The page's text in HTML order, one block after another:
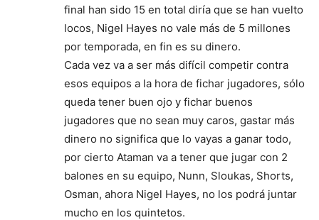
final han sido 15 en total diría que se han vuelto
locos, Nigel Hayes no vale más de 5 millones
por temporada, en fin es su dinero.
Cada vez va a ser más difícil competir contra
esos equipos a la hora de fichar jugadores, sólo
queda tener buen ojo y fichar buenos
jugadores que no sean muy caros, gastar más
dinero no significa que lo vayas a ganar todo,
por cierto Ataman va a tener que jugar con 2
balones en su equipo, Nunn, Sloukas, Shorts,
Osman, ahora Nigel Hayes, no los podrá juntar
mucho en los quintetos.